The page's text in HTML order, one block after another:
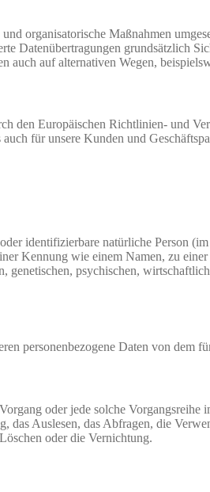
organisatorische Maßnahmen
Datenübertragungen grundsätzlich
auch auf alternativen Wegen,
den Europäischen Richtlinien- und
für unsere Kunden und
identifizierbare natürliche Person
Kennung wie einem Namen, zu
psychischen,
personenbezogene Daten von dem
oder jede solche Vorgangsreihe
das Auslesen, das Abfragen, die
oder die Vernichtung.